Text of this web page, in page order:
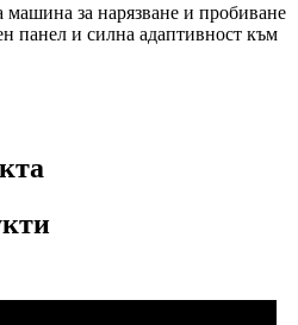
машина за нарязване и пробиване
панел и силна адаптивност към